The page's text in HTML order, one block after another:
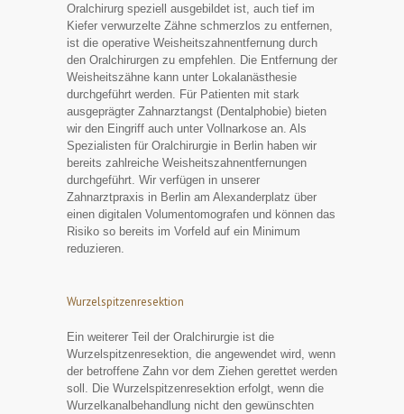
Oralchirurg speziell ausgebildet ist, auch tief im
Kiefer verwurzelte Zähne schmerzlos zu entfernen,
ist die operative Weisheitszahnentfernung durch
den Oralchirurgen zu empfehlen. Die Entfernung der
Weisheitszähne kann unter Lokalanästhesie
durchgeführt werden. Für Patienten mit stark
ausgeprägter Zahnarztangst (Dentalphobie) bieten
wir den Eingriff auch unter Vollnarkose an. Als
Spezialisten für Oralchirurgie in Berlin haben wir
bereits zahlreiche Weisheitszahnentfernungen
durchgeführt. Wir verfügen in unserer
Zahnarztpraxis in Berlin am Alexanderplatz über
einen digitalen Volumentomografen und können das
Risiko so bereits im Vorfeld auf ein Minimum
reduzieren.
Wurzelspitzenresektion
Ein weiterer Teil der Oralchirurgie ist die
Wurzelspitzenresektion, die angewendet wird, wenn
der betroffene Zahn vor dem Ziehen gerettet werden
soll. Die Wurzelspitzenresektion erfolgt, wenn die
Wurzelkanalbehandlung nicht den gewünschten